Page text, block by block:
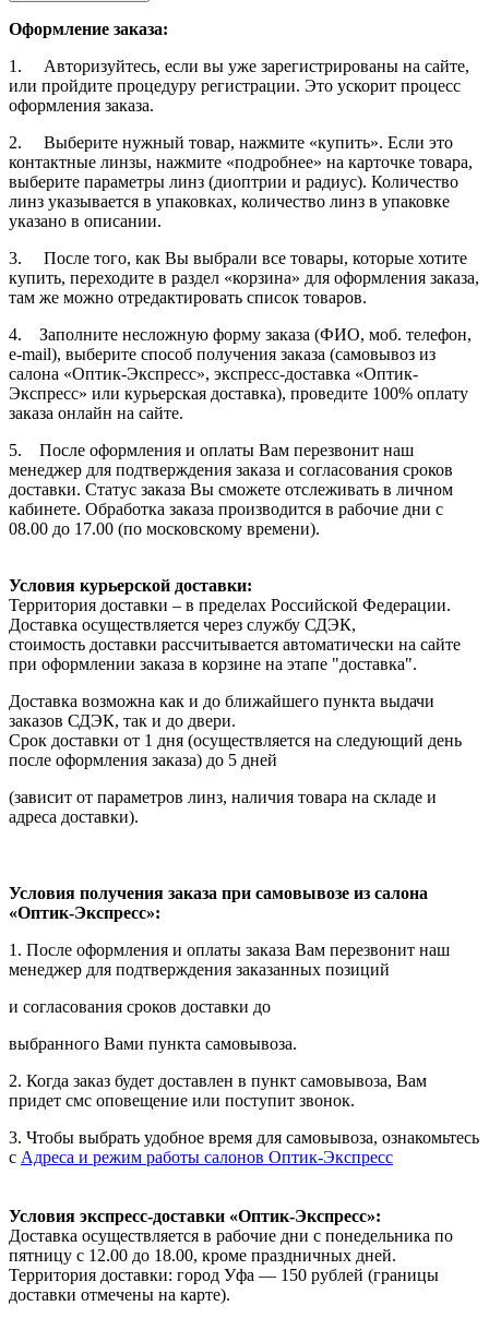
Оформление заказа:
1. Авторизуйтесь, если вы уже зарегистрированы на сайте,
или пройдите процедуру регистрации. Это ускорит процесс
оформления заказа.
2. Выберите нужный товар, нажмите «купить». Если это
контактные линзы, нажмите «подробнее» на карточке товара,
выберите параметры линз (диоптрии и радиус). Количество
линз указывается в упаковках, количество линз в упаковке
указано в описании.
3. После того, как Вы выбрали все товары, которые хотите
купить, переходите в раздел «корзина» для оформления заказа,
там же можно отредактировать список товаров.
4. Заполните несложную форму заказа (ФИО, моб. телефон,
e-mail), выберите способ получения заказа (самовывоз из
салона «Оптик-Экспресс», экспресс-доставка «Оптик-
Экспресс» или курьерская доставка), проведите 100% оплату
заказа онлайн на сайте.
5. После оформления и оплаты Вам перезвонит наш
менеджер для подтверждения заказа и согласования сроков
доставки. Статус заказа Вы сможете отслеживать в личном
кабинете. Обработка заказа производится в рабочие дни с
08.00 до 17.00 (по московскому времени).
Условия курьерской доставки:
Территория доставки – в пределах Российской Федерации.
Доставка осуществляется через службу СДЭК,
стоимость доставки рассчитывается автоматически на сайте
при оформлении заказа в корзине на этапе "доставка".
Доставка возможна как и до ближайшего пункта выдачи
заказов СДЭК, так и до двери.
Срок доставки от 1 дня (осуществляется на следующий день
после оформления заказа) до 5 дней
(зависит от параметров линз, наличия товара на складе и
адреса доставки).
Условия получения заказа при самовывозе из салона
«Оптик-Экспресс»:
1. После оформления и оплаты заказа Вам перезвонит наш
менеджер для подтверждения заказанных позиций
и согласования сроков доставки до
выбранного Вами пункта самовывоза.
2. Когда заказ будет доставлен в пункт самовывоза, Вам
придет смс оповещение или поступит звонок.
3. Чтобы выбрать удобное время для самовывоза, ознакомьтесь
с Адреса и режим работы салонов Оптик-Экспресс
Условия экспресс-доставки «Оптик-Экспресс»:
Доставка осуществляется в рабочие дни с понедельника по
пятницу с 12.00 до 18.00, кроме праздничных дней.
Территория доставки: город Уфа — 150 рублей (границы
доставки отмечены на карте).